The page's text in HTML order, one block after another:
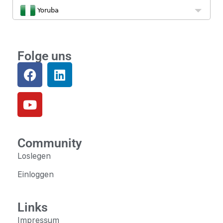
Yoruba
Folge uns
Community
Loslegen
Einloggen
Links
Impressum